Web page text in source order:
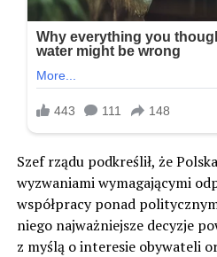
Szef rządu podkreślił, że
wyzwaniami wymagającymi
współpracy ponad
niego najważniejsze decyzje
z myślą o interesie obywateli